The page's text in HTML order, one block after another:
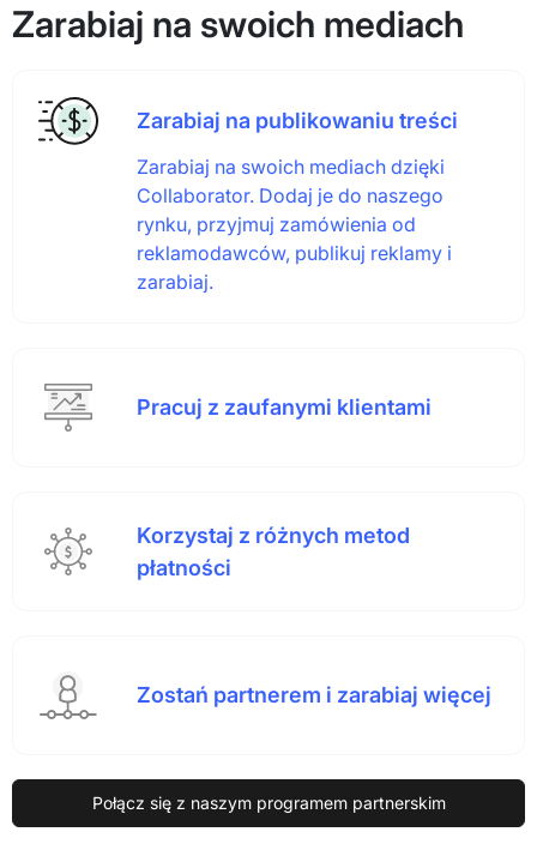
Zarabiaj na swoich mediach
Zarabiaj na publikowaniu treści
Zarabiaj na swoich mediach dzięki
Collaborator. Dodaj je do naszego
rynku, przyjmuj zamówienia od
reklamodawców, publikuj reklamy i
zarabiaj.
Pracuj z zaufanymi klientami
Korzystaj z różnych metod
płatności
Zostań partnerem i zarabiaj więcej
Połącz się z naszym programem partnerskim